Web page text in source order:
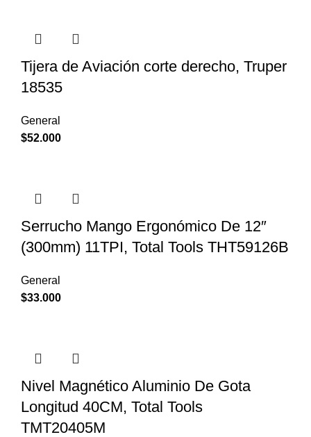
Tijera de Aviación corte derecho, Truper
18535
General
$52.000
Serrucho Mango Ergonómico De 12″
(300mm) 11TPI, Total Tools THT59126B
General
$33.000
Nivel Magnético Aluminio De Gota
Longitud 40CM, Total Tools
TMT20405M